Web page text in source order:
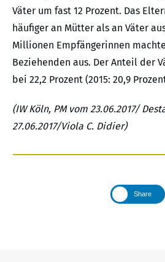
Väter um fast 12 Prozent. Das
häufiger an Mütter als an Väter
Millionen Empfängerinnen
Beziehenden aus. Der Anteil der
bei 22,2 Prozent (2015: 20,9
(IW Köln, PM vom 23.06.2017/
27.06.2017/Viola C. Didier)
Share